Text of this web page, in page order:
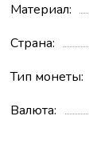
Материал
Страна
Тип монеты
Валюта